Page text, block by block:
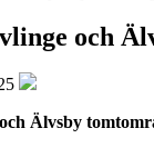
och
Älvsby